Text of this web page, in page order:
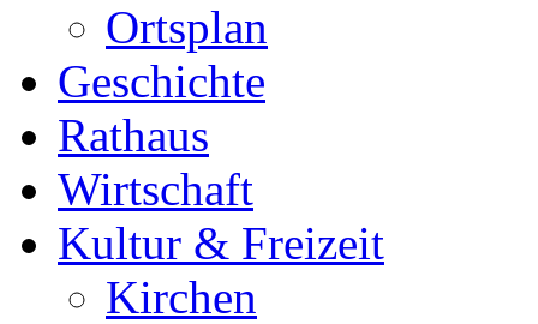
Ortsplan
Geschichte
Rathaus
Wirtschaft
Kultur & Freizeit
Kirchen